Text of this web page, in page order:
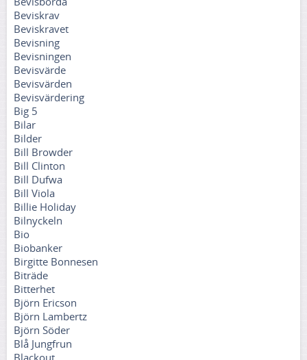
Beviskrav
Beviskravet
Bevisning
Bevisningen
Bevisvärde
Bevisvärden
Bevisvärdering
Big 5
Bilar
Bilder
Bill Browder
Bill Clinton
Bill Dufwa
Bill Viola
Billie Holiday
Bilnyckeln
Bio
Biobanker
Birgitte Bonnesen
Biträde
Bitterhet
Björn Ericson
Björn Lambertz
Björn Söder
Blå Jungfrun
Blackout